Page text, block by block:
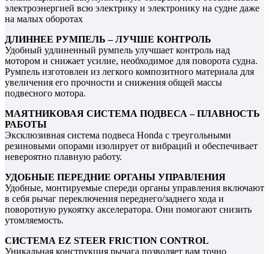
электроэнергией всю электрику и электронику на судне даже
на малых оборотах
ДЛИННЕЕ РУМПЕЛЬ – ЛУЧШЕ КОНТРОЛЬ
Удобный удлиненный румпель улучшает контроль над
мотором и снижает усилие, необходимое для поворота судна.
Румпель изготовлен из легкого композитного материала для
увеличения его прочности и снижения общей массы
подвесного мотора.
МАЯТНИКОВАЯ СИСТЕМА ПОДВЕСА – ПЛАВНОСТЬ
РАБОТЫ
Эксклюзивная система подвеса Honda с треугольными
резиновыми опорами изолирует от вибраций и обеспечивает
невероятно плавную работу.
УДОБНЫЕ ПЕРЕДНИЕ ОРГАНЫ УПРАВЛЕНИЯ
Удобные, монтируемые спереди органы управления включают
в себя рычаг переключения переднего/заднего хода и
поворотную рукоятку акселератора. Они помогают снизить
утомляемость.
СИСТЕМА EZ STEER FRICTION CONTROL
Уникальная конструкция рычага позволяет вам точно